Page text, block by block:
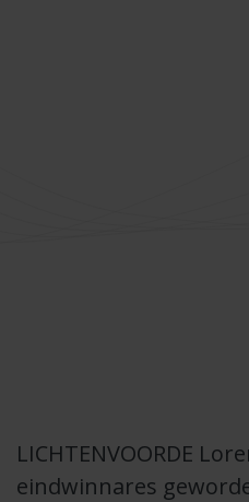
LICHTENVOORDE
eindwinnares